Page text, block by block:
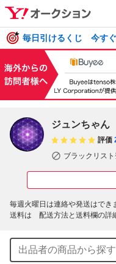
毎日引けるくじ 今す
ジュンちゃん
評価
ブラックリス
毎週火曜日は連絡や発送はでき
送料は　配送方法と送料欄の詳
申し訳ありませんが記載してい
月曜日以外毎日、午前中に入金
夕方18時頃に発送のご連絡を行